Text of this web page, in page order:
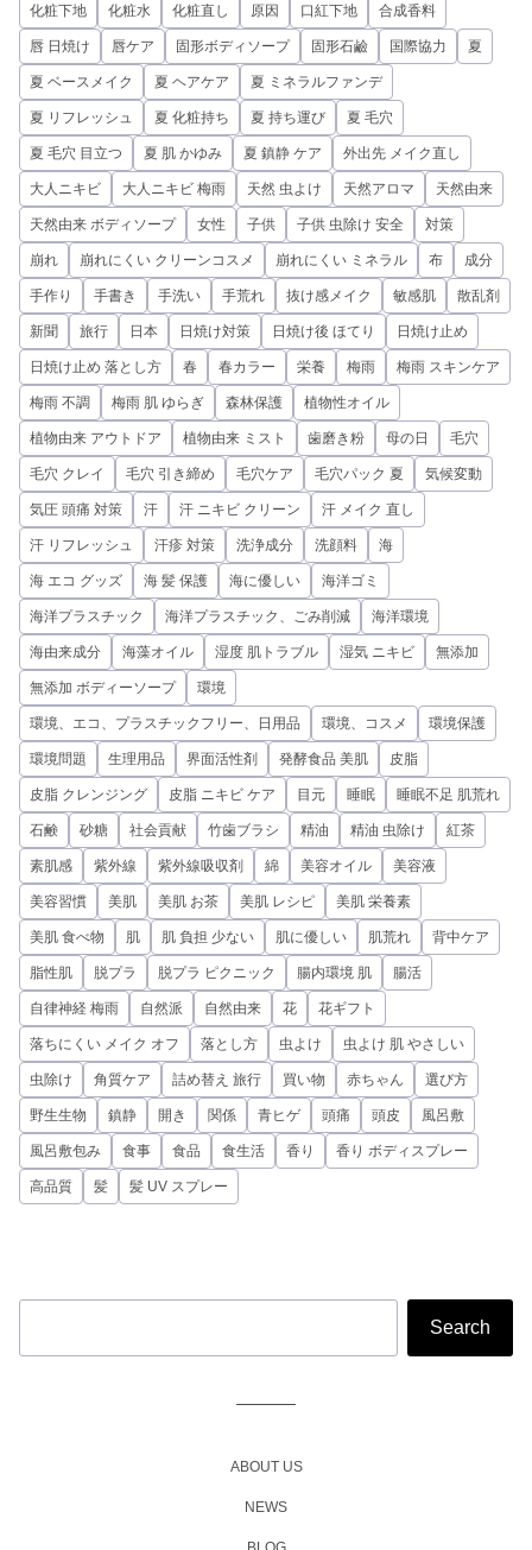
化粧下地 化粧水 化粧直し 原因 口紅下地 合成香料
唇 日焼け 唇ケア 固形ボディソープ 固形石鹼 国際協力 夏
夏 ベースメイク 夏 ヘアケア 夏 ミネラルファンデ
夏 リフレッシュ 夏 化粧持ち 夏 持ち運び 夏 毛穴
夏 毛穴 目立つ 夏 肌 かゆみ 夏 鎮静 ケア 外出先 メイク直し
大人ニキビ 大人ニキビ 梅雨 天然 虫よけ 天然アロマ 天然由来
天然由来 ボディソープ 女性 子供 子供 虫除け 安全 対策
崩れ 崩れにくい クリーンコスメ 崩れにくい ミネラル 布 成分
手作り 手書き 手洗い 手荒れ 抜け感メイク 敏感肌 散乱剤
新聞 旅行 日本 日焼け対策 日焼け後 ほてり 日焼け止め
日焼け止め 落とし方 春 春カラー 栄養 梅雨 梅雨 スキンケア
梅雨 不調 梅雨 肌 ゆらぎ 森林保護 植物性オイル
植物由来 アウトドア 植物由来 ミスト 歯磨き粉 母の日 毛穴
毛穴 クレイ 毛穴 引き締め 毛穴ケア 毛穴パック 夏 気候変動
気圧 頭痛 対策 汗 汗 ニキビ クリーン 汗 メイク 直し
汗 リフレッシュ 汗疹 対策 洗浄成分 洗顔料 海
海 エコ グッズ 海 髪 保護 海に優しい 海洋ゴミ
海洋プラスチック 海洋プラスチック、ごみ削減 海洋環境
海由来成分 海藻オイル 湿度 肌トラブル 湿気 ニキビ 無添加
無添加 ボディーソープ 環境
環境、エコ、プラスチックフリー、日用品 環境、コスメ 環境保護
環境問題 生理用品 界面活性剤 発酵食品 美肌 皮脂
皮脂 クレンジング 皮脂 ニキビ ケア 目元 睡眠 睡眠不足 肌荒れ
石鹸 砂糖 社会貢献 竹歯ブラシ 精油 精油 虫除け 紅茶
素肌感 紫外線 紫外線吸収剤 綿 美容オイル 美容液
美容習慣 美肌 美肌 お茶 美肌 レシピ 美肌 栄養素
美肌 食べ物 肌 肌 負担 少ない 肌に優しい 肌荒れ 背中ケア
脂性肌 脱プラ 脱プラ ピクニック 腸内環境 肌 腸活
自律神経 梅雨 自然派 自然由来 花 花ギフト
落ちにくい メイク オフ 落とし方 虫よけ 虫よけ 肌 やさしい
虫除け 角質ケア 詰め替え 旅行 買い物 赤ちゃん 選び方
野生生物 鎮静 開き 関係 青ヒゲ 頭痛 頭皮 風呂敷
風呂敷包み 食事 食品 食生活 香り 香り ボディスプレー
高品質 髪 髪 UV スプレー
ABOUT US
NEWS